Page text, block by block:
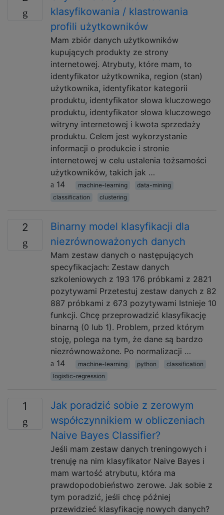
klasyfikowania / klastrowania
profili użytkowników
Mam zbiór danych użytkowników
kupujących produkty ze strony
internetowej. Atrybuty, które mam, to
identyfikator użytkownika, region (stan)
użytkownika, identyfikator kategorii
produktu, identyfikator słowa kluczowego
produktu, identyfikator słowa kluczowego
witryny internetowej i kwota sprzedaży
produktu. Celem jest wykorzystanie
informacji o produkcie i stronie
internetowej w celu ustalenia tożsamości
użytkowników, takich jak …
14
machine-learning
data-mining
classification
clustering
2
Binarny model klasyfikacji dla
niezrównoważonych danych
Mam zestaw danych o następujących
specyfikacjach: Zestaw danych
szkoleniowych z 193 176 próbkami z 2821
pozytywami Przetestuj zestaw danych z 82
887 próbkami z 673 pozytywami Istnieje 10
funkcji. Chcę przeprowadzić klasyfikację
binarną (0 lub 1). Problem, przed którym
stoję, polega na tym, że dane są bardzo
niezrównoważone. Po normalizacji …
14
machine-learning python
classification
logistic-regression
1
Jak poradzić sobie z zerowym
współczynnikiem w obliczeniach
Naive Bayes Classifier?
Jeśli mam zestaw danych treningowych i
trenuję na nim klasyfikator Naive Bayes i
mam wartość atrybutu, która ma
prawdopodobieństwo zerowe. Jak sobie z
tym poradzić, jeśli chcę później
przewidzieć klasyfikację nowych danych?